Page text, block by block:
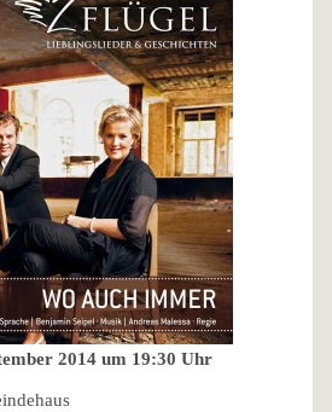
2014 um 19:30 Uhr